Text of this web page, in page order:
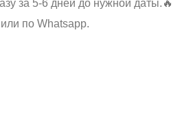
за 5-6 дней до нужной даты.🔥
по Whatsapp.